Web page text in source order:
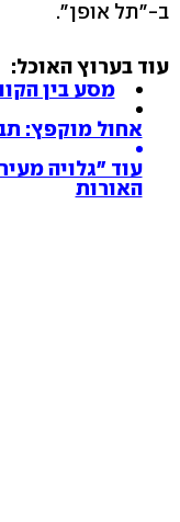
ב-"תל אופן".
עוד בערוץ האוכל:
מסע בין
אחול מוקפץ:
עוד "גלויה
האורות